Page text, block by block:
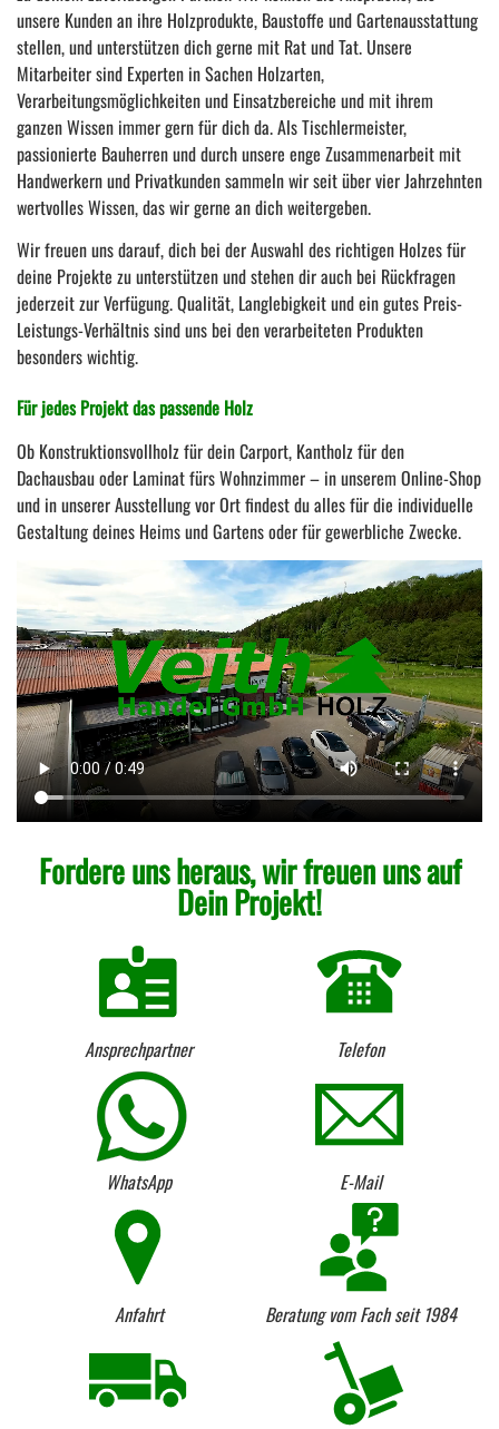
unsere Kunden an ihre Holzprodukte, Baustoffe und Gartenausstattung
stellen, und unterstützen dich gerne mit Rat und Tat. Unsere
Mitarbeiter sind Experten in Sachen Holzarten,
Verarbeitungsmöglichkeiten und Einsatzbereiche und mit ihrem
ganzen Wissen immer gern für dich da. Als Tischlermeister,
passionierte Bauherren und durch unsere enge Zusammenarbeit mit
Handwerkern und Privatkunden sammeln wir seit über vier Jahrzehnten
wertvolles Wissen, das wir gerne an dich weitergeben.
Wir freuen uns darauf, dich bei der Auswahl des richtigen Holzes für
deine Projekte zu unterstützen und stehen dir auch bei Rückfragen
jederzeit zur Verfügung. Qualität, Langlebigkeit und ein gutes Preis-
Leistungs-Verhältnis sind uns bei den verarbeiteten Produkten
besonders wichtig.
Für jedes Projekt das passende Holz
Ob Konstruktionsvollholz für dein Carport, Kantholz für den
Dachausbau oder Laminat fürs Wohnzimmer – in unserem Online-Shop
und in unserer Ausstellung vor Ort findest du alles für die individuelle
Gestaltung deines Heims und Gartens oder für gewerbliche Zwecke.
Fordere uns heraus, wir freuen uns auf
Dein Projekt!
Ansprechpartner Telefon
WhatsApp E-Mail
Anfahrt Beratung vom Fach seit 1984